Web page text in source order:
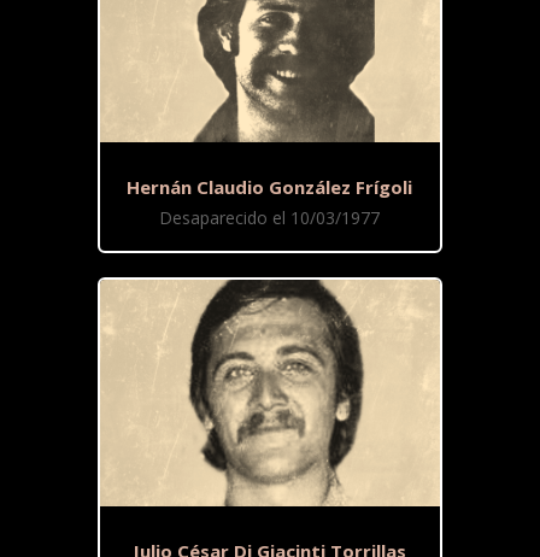
Hernán Claudio González Frígoli
Desaparecido el 10/03/1977
Julio César Di Giacinti Torrillas